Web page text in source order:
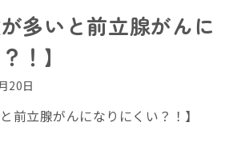
が多いと前立腺がんに
！】
20日
前立腺がんになりにくい？！】